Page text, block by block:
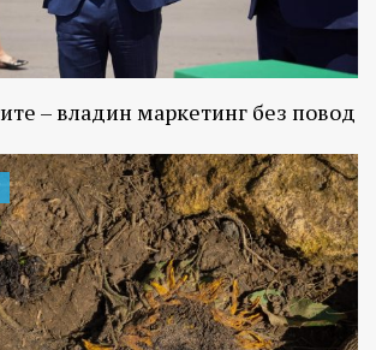
– владин маркетинг без повод